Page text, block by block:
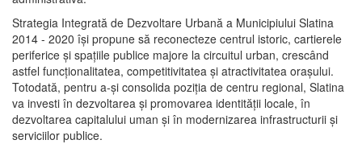
Strategia Integrată de Dezvoltare Urbană a Municipiului Slatina
2014 - 2020 își propune să reconecteze centrul istoric, cartierele
periferice şi spaţiile publice majore la circuitul urban, crescând
astfel funcţionalitatea, competitivitatea şi atractivitatea oraşului.
Totodată, pentru a-şi consolida poziţia de centru regional, Slatina
va investi în dezvoltarea şi promovarea identităţii locale, în
dezvoltarea capitalului uman şi în modernizarea infrastructurii şi
serviciilor publice.